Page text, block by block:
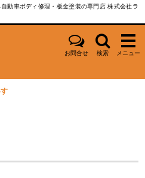
動車ボディ修理・板金塗装の専門店 株式会社ラ
お問合せ 検索 メニュー
ゞ